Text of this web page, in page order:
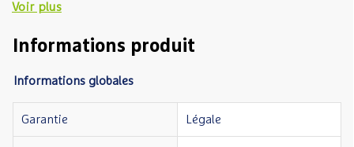
Voir plus
Informations produit
Informations globales
Garantie Légale